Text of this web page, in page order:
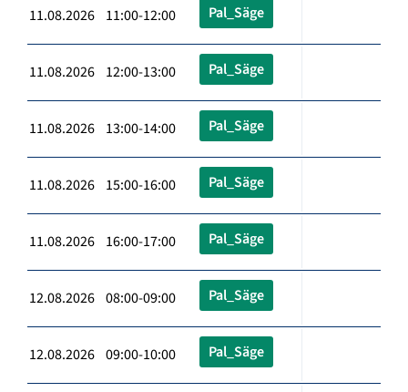
11.08.2026 11:00-12:00 Pal_Säge
11.08.2026 12:00-13:00 Pal_Säge
11.08.2026 13:00-14:00 Pal_Säge
11.08.2026 15:00-16:00 Pal_Säge
11.08.2026 16:00-17:00 Pal_Säge
12.08.2026 08:00-09:00 Pal_Säge
12.08.2026 09:00-10:00 Pal_Säge